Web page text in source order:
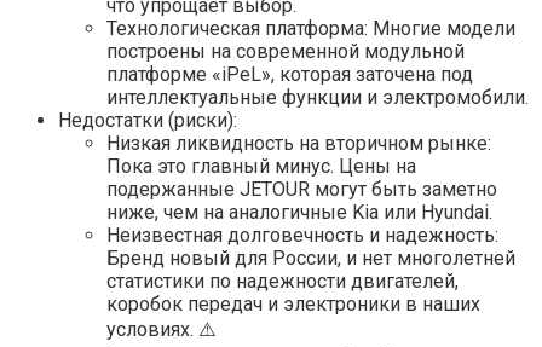
что упрощает выбор.
Технологическая платформа: Многие модели
построены на современной модульной
платформе «iPeL», которая заточена под
интеллектуальные функции и электромобили.
Недостатки (риски):
Низкая ликвидность на вторичном рынке:
Пока это главный минус. Цены на
подержанные JETOUR могут быть заметно
ниже, чем на аналогичные Kia или Hyundai.
Неизвестная долговечность и надежность:
Бренд новый для России, и нет многолетней
статистики по надежности двигателей,
коробок передач и электроники в наших
условиях. ⚠️